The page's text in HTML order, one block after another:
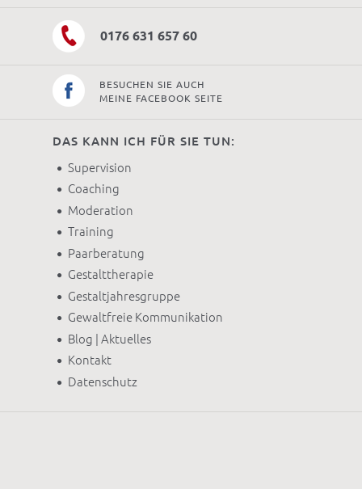
0176 631 657 60
BESUCHEN SIE AUCH
MEINE FACEBOOK SEITE
DAS KANN ICH FÜR SIE TUN:
Supervision
Coaching
Moderation
Training
Paarberatung
Gestalttherapie
Gestaltjahresgruppe
Gewaltfreie Kommunikation
Blog | Aktuelles
Kontakt
Datenschutz